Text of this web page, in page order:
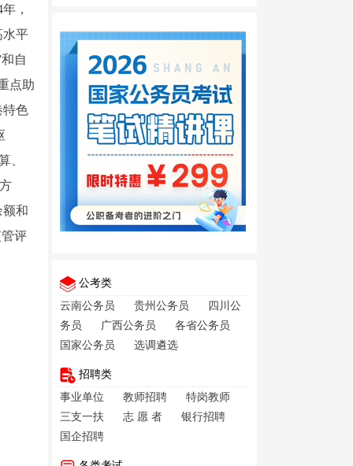
，
水平
自
点助
特色
、
和
评
公考类
云南公务员
贵州公务员
四川公
务员
广西公务员
各省公务员
国家公务员
选调遴选
招聘类
事业单位
教师招聘
特岗教师
三支一扶
志 愿 者
银行招聘
国企招聘